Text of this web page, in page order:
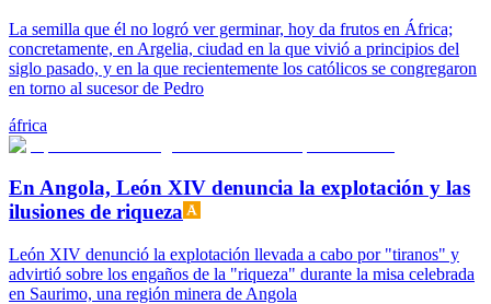
La semilla que él no logró ver germinar, hoy da frutos en África;
concretamente, en Argelia, ciudad en la que vivió a principios del
siglo pasado, y en la que recientemente los católicos se congregaron
en torno al sucesor de Pedro
áfrica
En Angola, León XIV denuncia la explotación y las
ilusiones de riqueza
León XIV denunció la explotación llevada a cabo por "tiranos" y
advirtió sobre los engaños de la "riqueza" durante la misa celebrada
en Saurimo, una región minera de Angola